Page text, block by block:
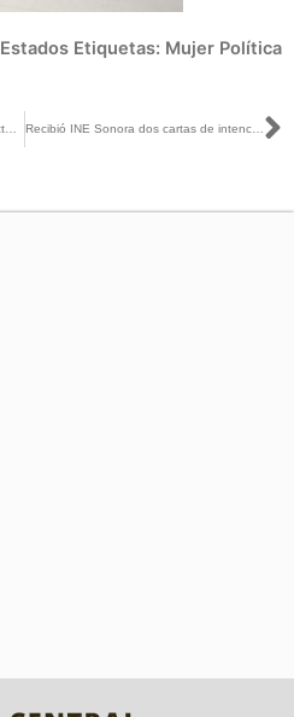
Estados Etiquetas: Mujer Política
Recibió INE Sonora dos cartas de intención para candidaturas independientes a diputaciones federales